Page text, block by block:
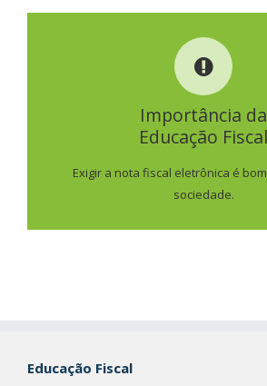
Importância da
Educação Fiscal
Exigir a nota fiscal eletrônica é
sociedade.
IMPORTÂNCIA DA
SAIBA MAIS
Educação Fiscal